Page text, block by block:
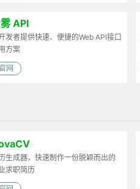
API
发者提供快速、便捷的Web API接口
方案
官网
生成器，快速制作一份脱颖而出的
求职简历